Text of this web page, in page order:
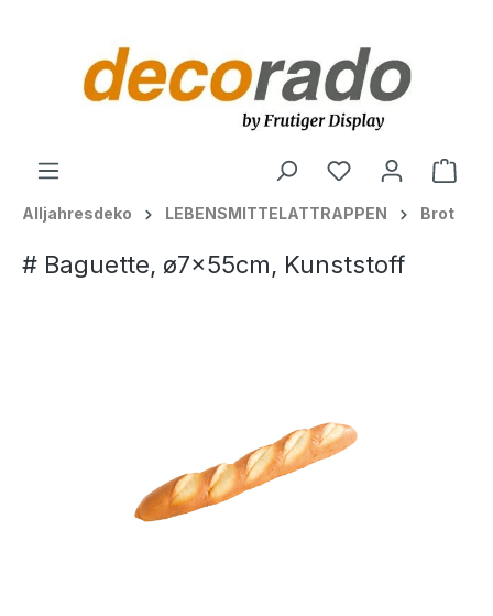
Alljahresdeko LEBENSMITTELATTRAPPEN Brot
# Baguette, ø7x55cm, Kunststoff